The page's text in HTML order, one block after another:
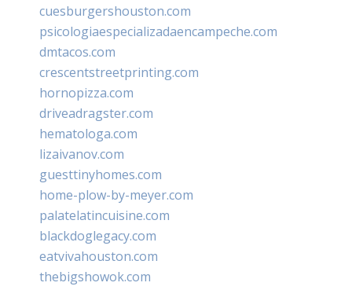
cuesburgershouston.com
psicologiaespecializadaencampeche.com
dmtacos.com
crescentstreetprinting.com
hornopizza.com
driveadragster.com
hematologa.com
lizaivanov.com
guesttinyhomes.com
home-plow-by-meyer.com
palatelatincuisine.com
blackdoglegacy.com
eatvivahouston.com
thebigshowok.com